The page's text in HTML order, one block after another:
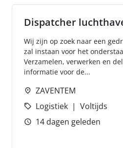
Dispatcher
Wij zijn op zoek naar een
zal instaan voor het
Verzamelen, verwerken en
informatie voor de...
ZAVENTEM
Logistiek
Voltijds
14 dagen geleden